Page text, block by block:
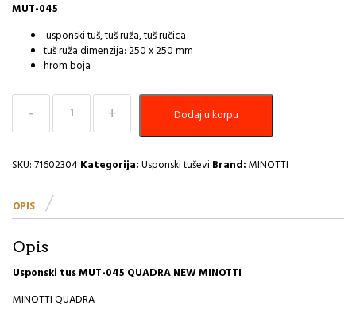
MUT-045
usponski tuš, tuš ruža, tuš ručica
tuš ruža dimenzija: 250 x 250 mm
hrom boja
Usponski
MUT-
QUADRA
MINOTTI
količina
Dodaj u korpu
SKU:71602304Kategorija:Usponski tuševi Brand:MINOTTI
OPIS
Opis
Usponski tus MUT-045 QUADRA NEW MINOTTI
MINOTTI QUADRA